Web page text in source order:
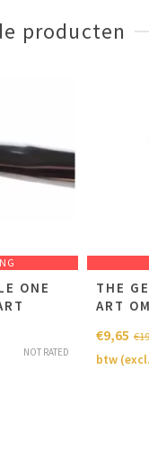
producten
ONE
NOT RATED
THE
ART
€
€9,65
btw (excl.